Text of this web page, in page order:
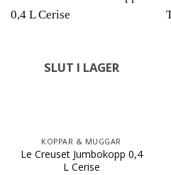
SLUT I LAGER
KOPPAR & MUGGAR
Le Creuset Jumbokopp 0,4
L Cerise